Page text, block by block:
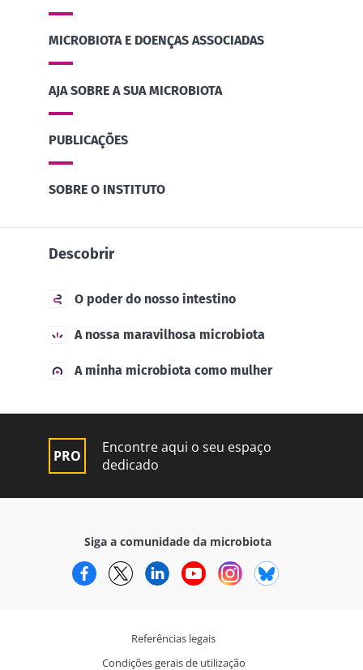
MICROBIOTA E DOENÇAS ASSOCIADAS
AJA SOBRE A SUA MICROBIOTA
PUBLICAÇÕES
SOBRE O INSTITUTO
Descobrir
O poder do nosso intestino
A nossa maravilhosa microbiota
A minha microbiota como mulher
Encontre aqui o seu espaço
dedicado
Siga a comunidade da microbiota
FacebookTwitterLinkedInYouTubeInstagram
Referências legais
Condições gerais de utilização